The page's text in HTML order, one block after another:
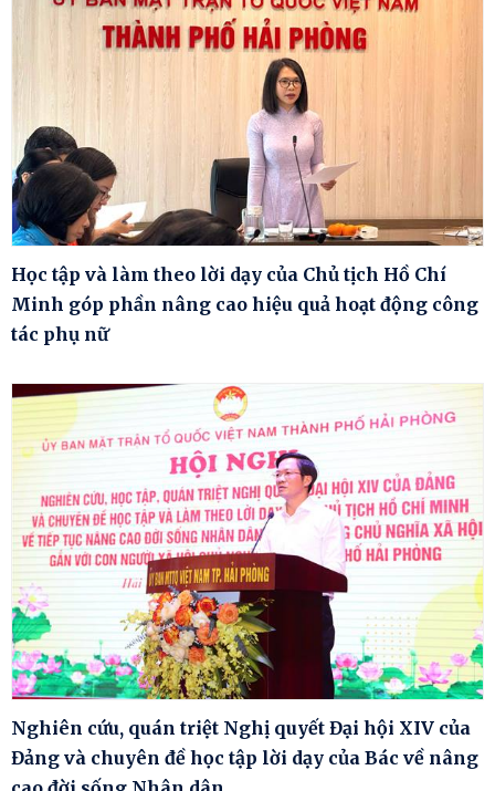
Học tập và làm theo lời dạy của Chủ tịch Hồ Chí
Minh góp phần nâng cao hiệu quả hoạt động công
tác phụ nữ
Nghiên cứu, quán triệt Nghị quyết Đại hội XIV của
Đảng và chuyên đề học tập lời dạy của Bác về nâng